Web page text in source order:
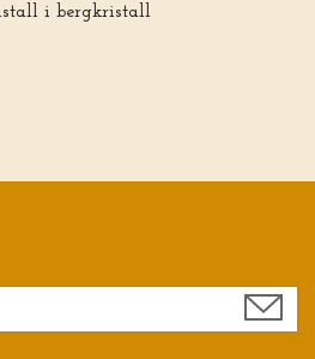
i bergkristall